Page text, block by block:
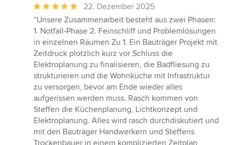
Durchschnittliche
Bewertung:
5
von
5
Sternen
22. Dezember 2025
“Unsere Zusammenarbeit besteht aus zwei Phasen:
1. Notfall-Phase 2. Feinschliff und Problemlösungen
in einzelnen Räumen Zu 1. Ein Bauträger Projekt mit
Zeitdruck plötzlich kurz vor Schluss die
Elektroplanung zu finalisieren, die Badfliesung zu
strukturieren und die Wohnküche mit Infrastruktur
zu versorgen, bevor am Ende wieder alles
aufgerissen werden muss. Rasch kommen von
Steffen die Küchenplanung, Lichtkonzept und
Elektroplanung. Alles wird rasch durchdiskutiert und
mit den Bauträger Handwerkern und Steffens
Trockenbauer in einem komplizierten Zeitplan